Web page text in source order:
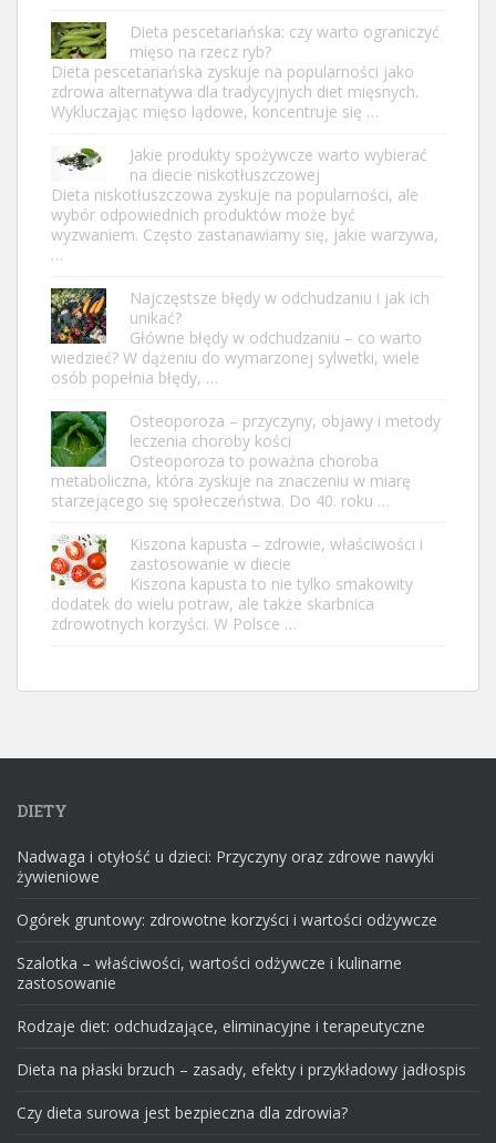
Dieta pescetariańska: czy warto ograniczyć
mięso na rzecz ryb?
Dieta pescetariańska zyskuje na popularności jako
zdrowa alternatywa dla tradycyjnych diet mięsnych.
Wykluczając mięso lądowe, koncentruje się …
Jakie produkty spożywcze warto wybierać
na diecie niskotłuszczowej
Dieta niskotłuszczowa zyskuje na popularności, ale
wybór odpowiednich produktów może być
wyzwaniem. Często zastanawiamy się, jakie warzywa,
…
Najczęstsze błędy w odchudzaniu i jak ich
unikać?
Główne błędy w odchudzaniu – co warto
wiedzieć? W dążeniu do wymarzonej sylwetki, wiele
osób popełnia błędy, …
Osteoporoza – przyczyny, objawy i metody
leczenia choroby kości
Osteoporoza to poważna choroba
metaboliczna, która zyskuje na znaczeniu w miarę
starzejącego się społeczeństwa. Do 40. roku …
Kiszona kapusta – zdrowie, właściwości i
zastosowanie w diecie
Kiszona kapusta to nie tylko smakowity
dodatek do wielu potraw, ale także skarbnica
zdrowotnych korzyści. W Polsce …
DIETY
Nadwaga i otyłość u dzieci: Przyczyny oraz zdrowe nawyki
żywieniowe
Ogórek gruntowy: zdrowotne korzyści i wartości odżywcze
Szalotka – właściwości, wartości odżywcze i kulinarne
zastosowanie
Rodzaje diet: odchudzające, eliminacyjne i terapeutyczne
Dieta na płaski brzuch – zasady, efekty i przykładowy jadłospis
Czy dieta surowa jest bezpieczna dla zdrowia?